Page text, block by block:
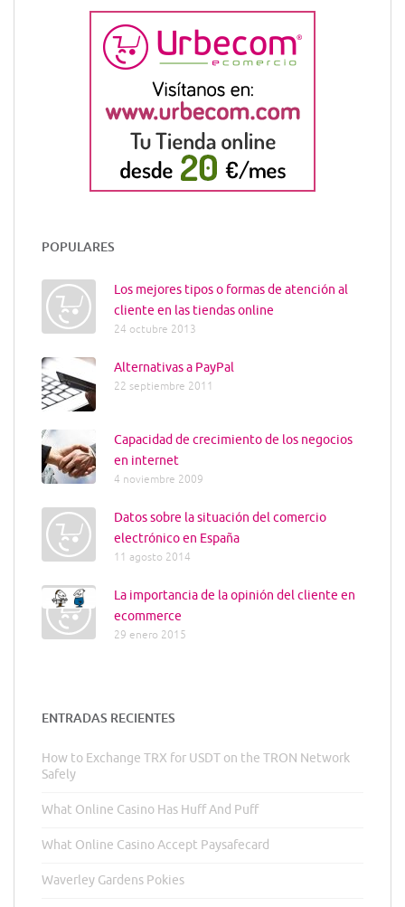
POPULARES
Los mejores tipos o formas de atención al
cliente en las tiendas online
24 octubre 2013
Alternativas a PayPal
22 septiembre 2011
Capacidad de crecimiento de los negocios
en internet
4 noviembre 2009
Datos sobre la situación del comercio
electrónico en España
11 agosto 2014
La importancia de la opinión del cliente en
ecommerce
29 enero 2015
ENTRADAS RECIENTES
How to Exchange TRX for USDT on the TRON Network
Safely
What Online Casino Has Huff And Puff
What Online Casino Accept Paysafecard
Waverley Gardens Pokies